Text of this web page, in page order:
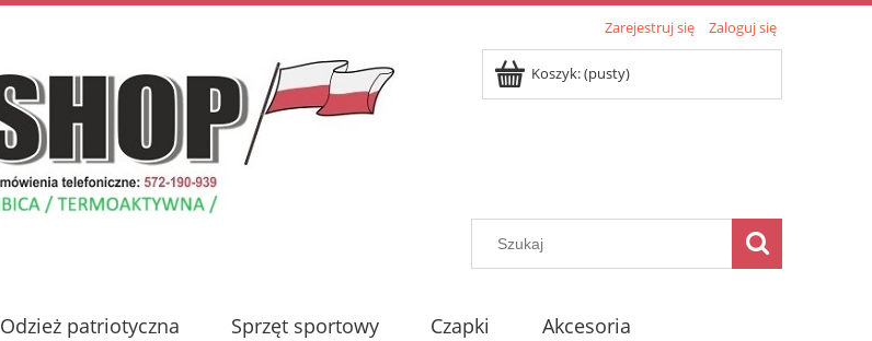
Zarejestruj się Zaloguj się
Koszyk:(pusty)
Odzież patriotyczna Sprzęt sportowy Czapki
Akcesoria